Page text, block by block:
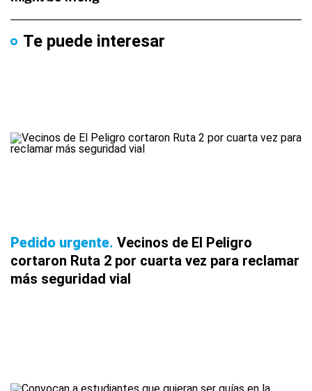
Te puede interesar
Pedido urgente Vecinos de El Peligro
cortaron Ruta 2 por cuarta vez para reclamar
más seguridad vial